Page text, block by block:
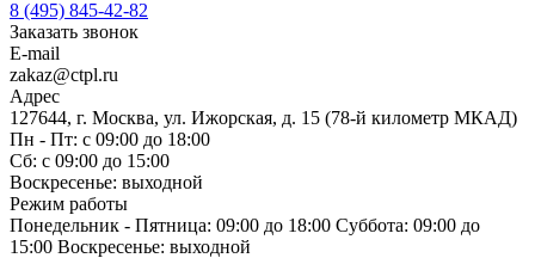
8 (495) 845-42-82
Заказать звонок
E-mail
zakaz@ctpl.ru
Адрес
127644, г. Москва, ул. Ижорская, д. 15 (78-й километр МКАД)
Пн - Пт: с 09:00 до 18:00
Сб: с 09:00 до 15:00
Воскресенье: выходной
Режим работы
Понедельник - Пятница: 09:00 до 18:00 Суббота: 09:00 до
15:00 Воскресенье: выходной